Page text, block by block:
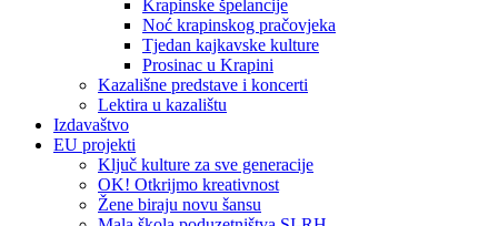
Krapinske špelancije
Noć krapinskog pračovjeka
Tjedan kajkavske kulture
Prosinac u Krapini
Kazališne predstave i koncerti
Lektira u kazalištu
Izdavaštvo
EU projekti
Ključ kulture za sve generacije
OK! Otkrijmo kreativnost
Žene biraju novu šansu